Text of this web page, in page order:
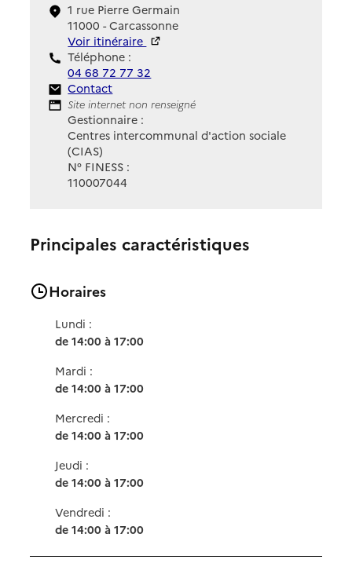
1 rue Pierre Germain
11000 - Carcassonne
Voir itinéraire
Téléphone :
04 68 72 77 32
Contact
Contact
Site Internet
Site internet non renseigné
Gestionnaire :
Centres intercommunal d'action sociale
(CIAS)
N° FINESS :
110007044
Principales caractéristiques
Horaires
Lundi :
de 14:00 à 17:00
Mardi :
de 14:00 à 17:00
Mercredi :
de 14:00 à 17:00
Jeudi :
de 14:00 à 17:00
Vendredi :
de 14:00 à 17:00